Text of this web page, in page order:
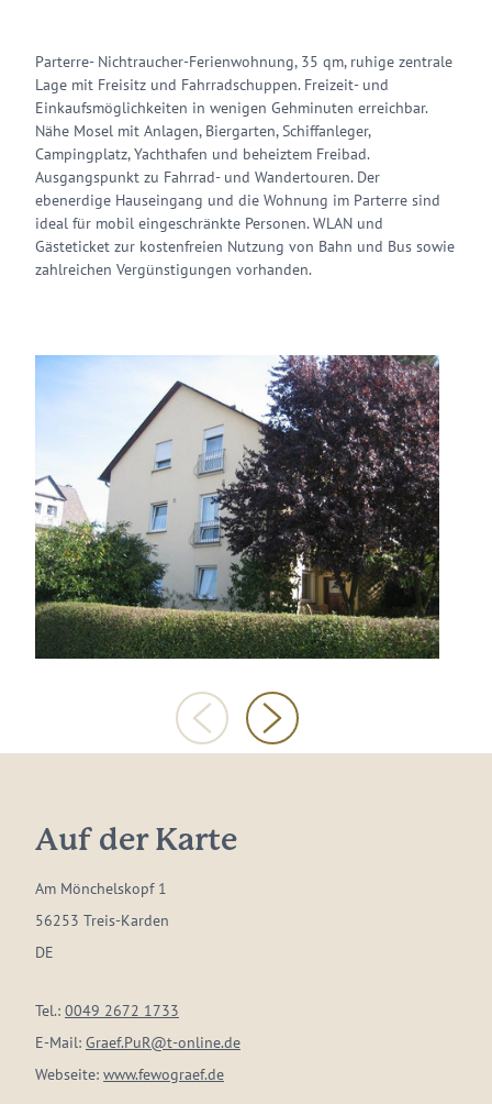
Parterre- Nichtraucher-Ferienwohnung, 35 qm, ruhige zentrale
Lage mit Freisitz und Fahrradschuppen. Freizeit- und
Einkaufsmöglichkeiten in wenigen Gehminuten erreichbar.
Nähe Mosel mit Anlagen, Biergarten, Schiffanleger,
Campingplatz, Yachthafen und beheiztem Freibad.
Ausgangspunkt zu Fahrrad- und Wandertouren. Der
ebenerdige Hauseingang und die Wohnung im Parterre sind
ideal für mobil eingeschränkte Personen. WLAN und
Gästeticket zur kostenfreien Nutzung von Bahn und Bus sowie
zahlreichen Vergünstigungen vorhanden.
Auf der Karte
Am Mönchelskopf 1
56253 Treis-Karden
DE
Tel.: 0049 2672 1733
E-Mail: Graef.PuR@t-online.de
Webseite: www.fewograef.de